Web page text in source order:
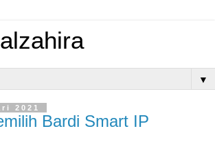
▼
2021
Bardi Smart IP